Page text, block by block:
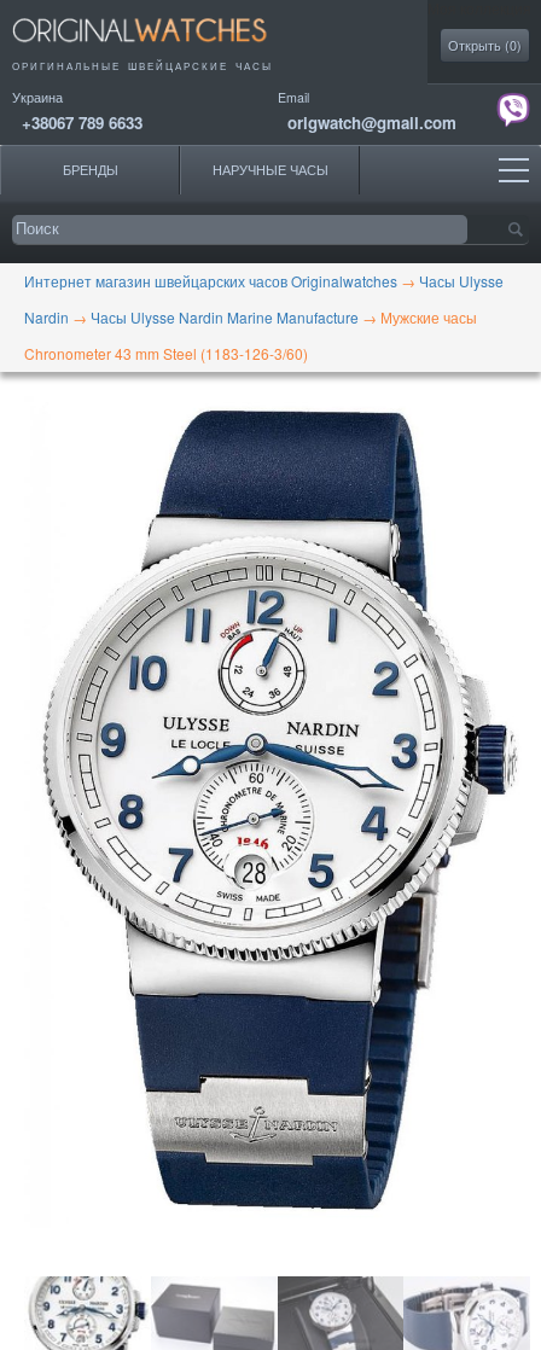
ОРИГИНАЛЬНЫЕ ШВЕЙЦАРСКИЕ ЧАСЫ
Украина
+38067 789 6633
Email
origwatch@gmail.com
Открыть (0)
БРЕНДЫ НАРУЧНЫЕ ЧАСЫ
Интернет магазин швейцарских часов Originalwatches → Часы Ulysse
Nardin → Часы Ulysse Nardin Marine Manufacture → Мужские часы
Chronometer 43 mm Steel (1183-126-3/60)